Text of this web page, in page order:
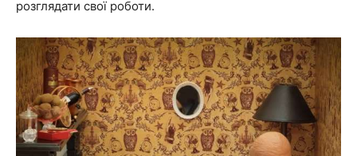
розглядати свої роботи.